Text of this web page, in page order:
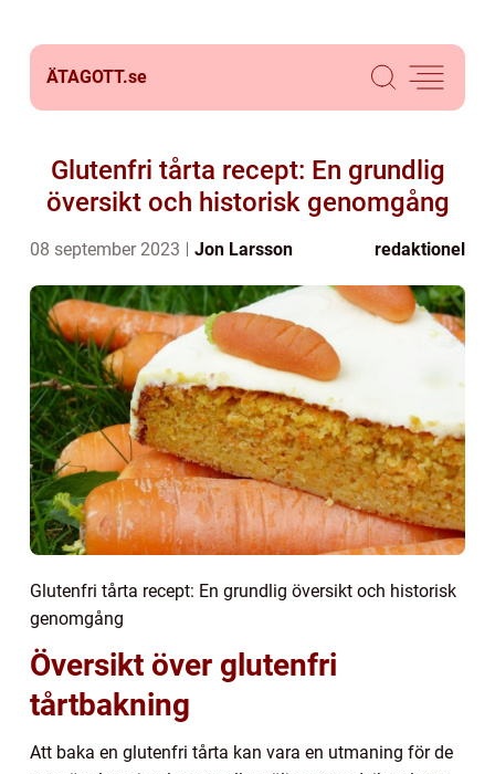
ÄTAGOTT.se
Glutenfri tårta recept: En grundlig
översikt och historisk genomgång
08 september 2023 Jon Larsson redaktionel
Glutenfri tårta recept: En grundlig översikt och historisk
genomgång
Översikt över glutenfri
tårtbakning
Att baka en glutenfri tårta kan vara en utmaning för de